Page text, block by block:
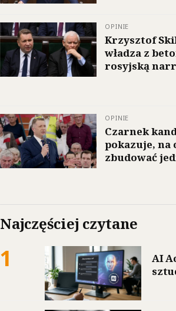
OPINIE
Krzysztof
władza z
rosyjską
OPINIE
Czarnek
pokazuje, na
zbudować
Najczęściej czytane
1
AI